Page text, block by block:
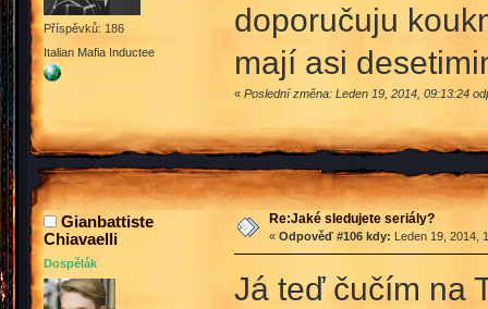
Příspěvků: 186
Italian Mafia Inductee
doporučuju
mají asi
« Poslední změna: Leden 19, 2014, 09:13:24
Gianbattiste
Chiavaelli
Dospělák
Re:Jaké sledujete seriály?
« Odpověď #106 kdy: Leden 19, 2014,
Já teď čučím na